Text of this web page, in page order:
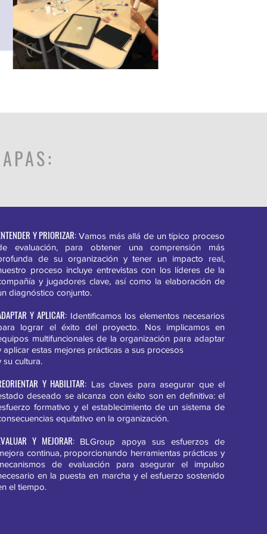
Y PRIORIZAR: Vamos más allá de un típico proceso
evaluación, para obtener una comprensión más
de su organización y tener un impacto real,
proceso incluye entrevistas con los líderes de la
y jugadores clave, así como la elaboración de
diagnóstico conjunto.
Y APLICAR:Identificamos los elementos necesarios
lograr el éxito del proyecto. Nos implicamos en
multifuncionales de la organización para adaptar
aplicar estas mejores prácticas a sus procesos
su cultura.
Y HABILITAR: Las claves para asegurar que el
deseado se alcanza con éxito son en definitiva: el
formativo y el establecimiento de un sistema de
equitativo en la organización.
Y MEJORAR: BLGroup apoya sus esfuerzos de
continua, proporcionando herramientas prácticas y
de evaluación para asegurar el impulso
en la puesta en marcha y el esfuerzo sostenido
el tiempo.